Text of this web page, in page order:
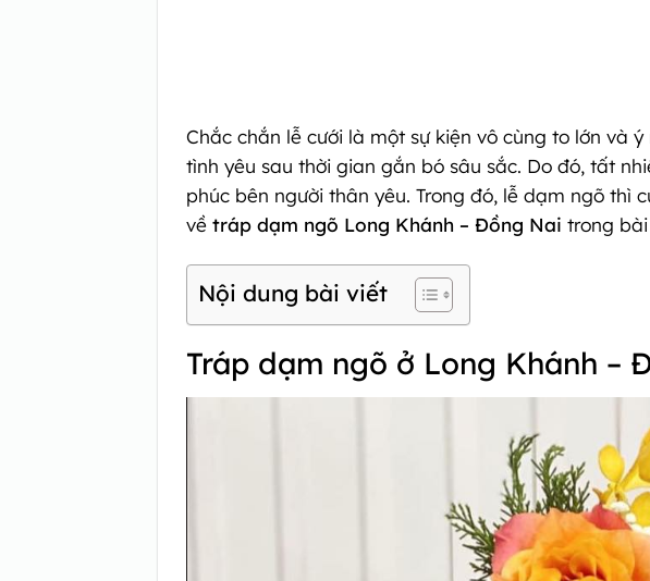
Chắc chắn lễ cưới là một sự kiện vô cùng to lớn và
tình yêu sau thời gian gắn bó sâu sắc. Do đó, tất
phúc bên người thân yêu. Trong đó, lễ dạm ngõ thì
vềtráp dạm ngõ Long Khánh – Đồng Naitrong
Nội dung bài viết
Tráp dạm ngõ ở Long Khánh –